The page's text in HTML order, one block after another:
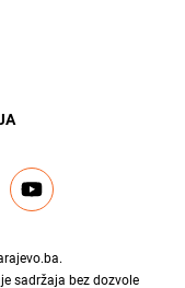
.
sadržaja bez dozvole